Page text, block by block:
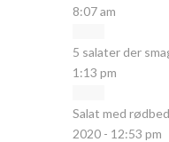
8:07 am
5 salater der
1:13 pm
Salat med
2020 - 12:53 pm